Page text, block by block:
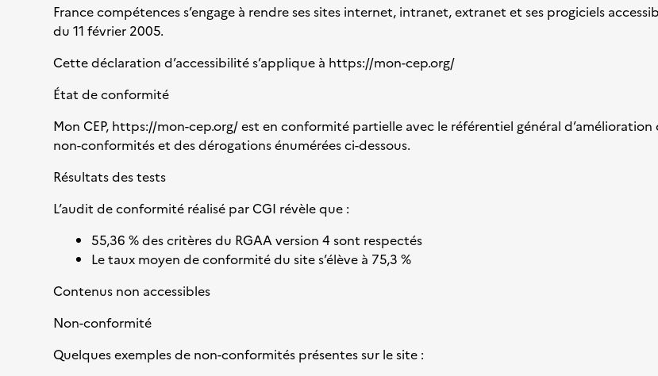
France compétences s’engage à rendre ses sites internet, intranet, extranet et ses progiciels
du 11 février 2005.
Cette déclaration d’accessibilité s’applique à https://mon-cep.org/
État de conformité
Mon CEP, https://mon-cep.org/est en conformité partielle avec le référentiel général d’amélioration
non-conformités et des dérogations énumérées ci-dessous.
Résultats des tests
L’audit de conformité réalisé par CGI révèle que :
55,36 % des critères du RGAA version 4 sont respectés
Le taux moyen de conformité du site s’élève à 75,3 %
Contenus non accessibles
Non-conformité
Quelques exemples de non-conformités présentes sur le site :